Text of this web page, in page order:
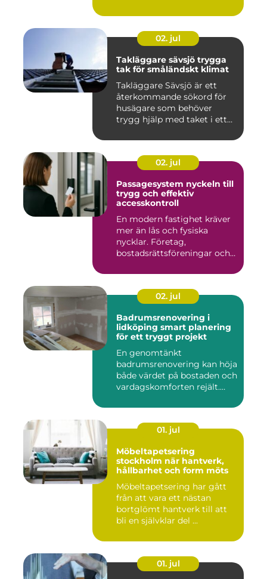
02. jul
Takläggare sävsjö trygga
tak för småländskt klimat
Takläggare Sävsjö är ett
återkommande sökord för
husägare som behöver
trygg hjälp med taket i ett
02. jul
Passagesystem nyckeln till
trygg och effektiv
accesskontroll
En modern fastighet kräver
mer än lås och fysiska
nycklar. Företag,
bostadsrättsföreningar och
02. jul
Badrumsrenovering i
lidköping smart planering
för ett tryggt projekt
En genomtänkt
badrumsrenovering kan höja
både värdet på bostaden och
vardagskomforten rejält.
01. jul
Möbeltapetsering
stockholm när hantverk,
hållbarhet och form möts
Möbeltapetsering har gått
från att vara ett nästan
bortglömt hantverk till att
bli en självklar del ...
01. jul